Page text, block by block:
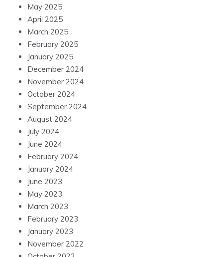
May 2025
April 2025
March 2025
February 2025
January 2025
December 2024
November 2024
October 2024
September 2024
August 2024
July 2024
June 2024
February 2024
January 2024
June 2023
May 2023
March 2023
February 2023
January 2023
November 2022